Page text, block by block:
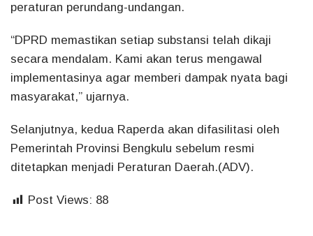
peraturan perundang-undangan.
“DPRD memastikan setiap substansi telah dikaji
secara mendalam. Kami akan terus mengawal
implementasinya agar memberi dampak nyata bagi
masyarakat,” ujarnya.
Selanjutnya, kedua Raperda akan difasilitasi oleh
Pemerintah Provinsi Bengkulu sebelum resmi
ditetapkan menjadi Peraturan Daerah.(ADV).
Post Views: 88